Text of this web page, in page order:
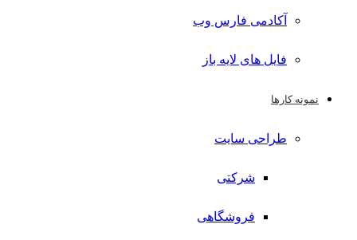
آکادمی فارس وب
فایل های لایه باز
نمونه کارها
طراحی سایت
شرکتی
فروشگاهی